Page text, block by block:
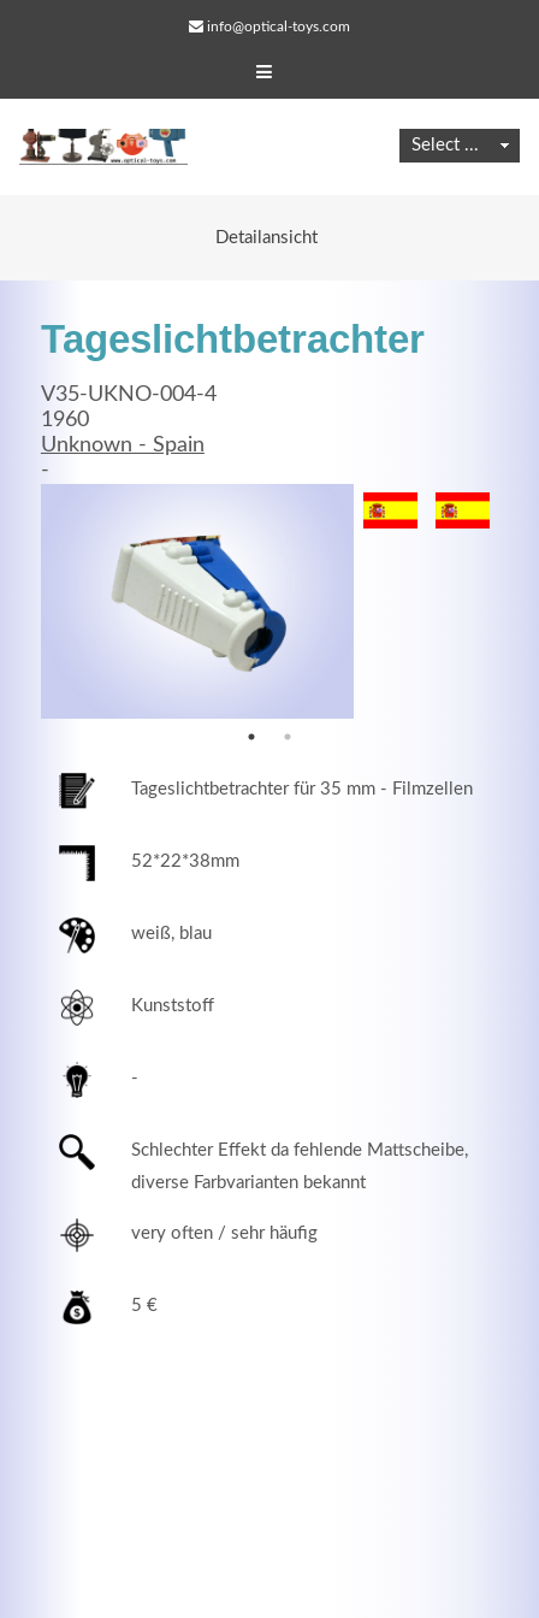
info@optical-toys.com
Detailansicht
Tageslichtbetrachter
V35-UKNO-004-4
1960
Unknown - Spain
-
Tageslichtbetrachter für 35 mm - Filmzellen
52*22*38mm
weiß, blau
Kunststoff
-
Schlechter Effekt da fehlende Mattscheibe,
diverse Farbvarianten bekannt
very often / sehr häufig
5 €
Web Projects
Lorem ipsum dolor sit amet, consectetuer adipiscing
elit. Aenean commodo ligula eget dolor.
MEHR INFOS
Good Service
elit. Aenean commodo ligula eget dolor.